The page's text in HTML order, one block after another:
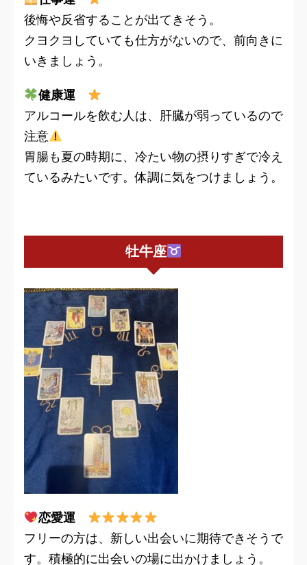
後悔や反省することが出てきそう。
クヨクヨしていても仕方がないので、前向きに
いきましょう。
健康運
アルコールを飲む人は、肝臓が弱っているので
注意
胃腸も夏の時期に、冷たい物の摂りすぎで冷え
ているみたいです。体調に気をつけましょう。
牡牛座
恋愛運
フリーの方は、新しい出会いに期待できそうで
す。積極的に出会いの場に出かけましょう。